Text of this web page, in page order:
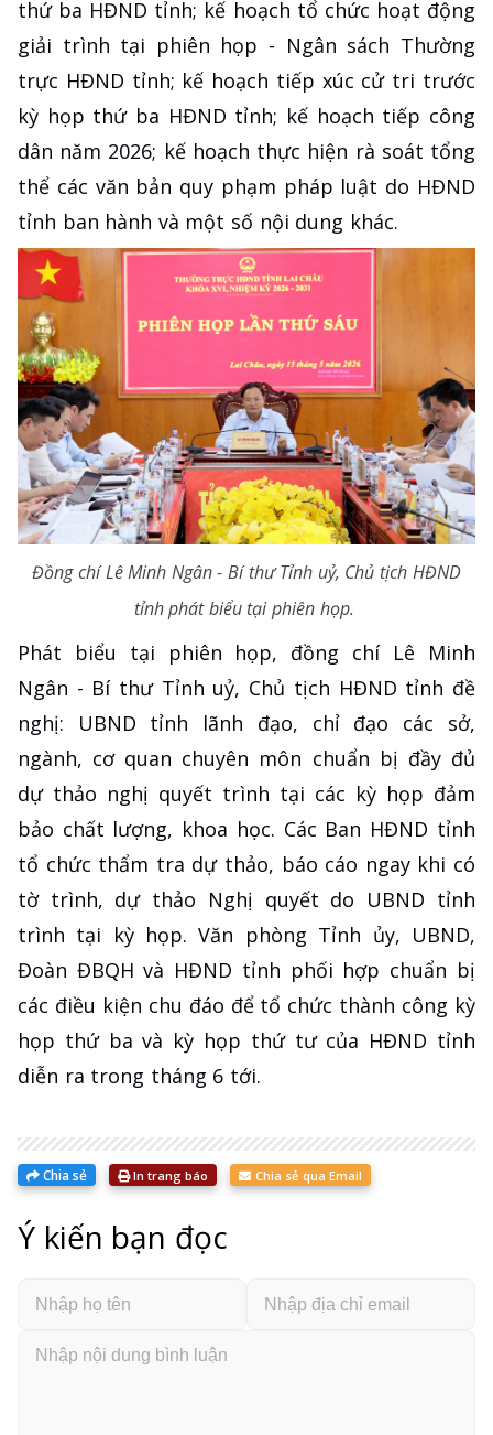
thứ ba HĐND tỉnh; kế hoạch tổ chức hoạt động
giải trình tại phiên họp - Ngân sách Thường
trực HĐND tỉnh; kế hoạch tiếp xúc cử tri trước
kỳ họp thứ ba HĐND tỉnh; kế hoạch tiếp công
dân năm 2026; kế hoạch thực hiện rà soát tổng
thể các văn bản quy phạm pháp luật do HĐND
tỉnh ban hành và một số nội dung khác.
Đồng chí Lê Minh Ngân - Bí thư Tỉnh uỷ, Chủ tịch HĐND
tỉnh phát biểu tại phiên họp.
Phát biểu tại phiên họp, đồng chí Lê Minh
Ngân - Bí thư Tỉnh uỷ, Chủ tịch HĐND tỉnh đề
nghị: UBND tỉnh lãnh đạo, chỉ đạo các sở,
ngành, cơ quan chuyên môn chuẩn bị đầy đủ
dự thảo nghị quyết trình tại các kỳ họp đảm
bảo chất lượng, khoa học. Các Ban HĐND tỉnh
tổ chức thẩm tra dự thảo, báo cáo ngay khi có
tờ trình, dự thảo Nghị quyết do UBND tỉnh
trình tại kỳ họp. Văn phòng Tỉnh ủy, UBND,
Đoàn ĐBQH và HĐND tỉnh phối hợp chuẩn bị
các điều kiện chu đáo để tổ chức thành công kỳ
họp thứ ba và kỳ họp thứ tư của HĐND tỉnh
diễn ra trong tháng 6 tới.
Chia sẻ In trang báo Chia sẻ qua Email
Ý kiến bạn đọc